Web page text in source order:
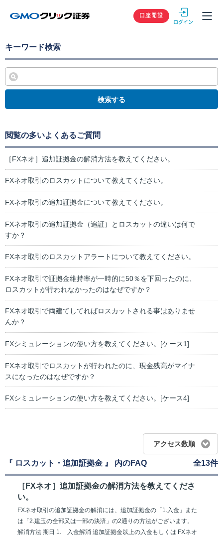
GMOクリック
口座開設
キーワード検索
検索する
閲覧の多いよくあるご質問
［FXネオ］追加証拠金の解消方法を教えてください。
FXネオ取引のロスカットについて教えてください。
FXネオ取引の追加証拠金について教えてください。
FXネオ取引の追加証拠金（追証）とロスカットの違いは何で
すか？
FXネオ取引のロスカットアラートについて教えてください。
FXネオ取引で証拠金維持率が一時的に50％を下回ったのに、
ロスカットが行われなかったのはなぜですか？
FXネオ取引で両建てしてればロスカットされる事はありませ
んか？
FXシミュレーションの使い方を教えてください。[ケース1]
FXネオ取引でロスカットが行われたのに、現金残高がマイナ
スになったのはなぜですか？
FXシミュレーションの使い方を教えてください。[ケース4]
アクセス数順
『 ロスカット・追加証拠金 』 内のFAQ 全13件
［FXネオ］追加証拠金の解消方法を教えてくださ
い。
FXネオ取引の追加証拠金の解消には、追加証拠金の「1.入金」また
は「2.建玉の全部又は一部の決済」の2通りの方法がございます。
解消方法 期日 1. 入金解消 追加証拠金以上の入金もしくは FXネオ